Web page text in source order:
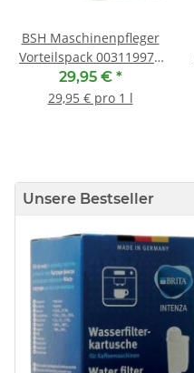
BSH Maschinenpfleger
Vorteilspack 00311997 (
4 x 250ml )
29,95 € *
29,95 € pro 1 l
Unsere Bestseller